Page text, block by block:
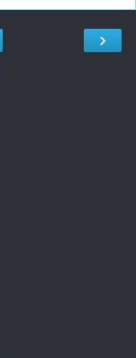
›